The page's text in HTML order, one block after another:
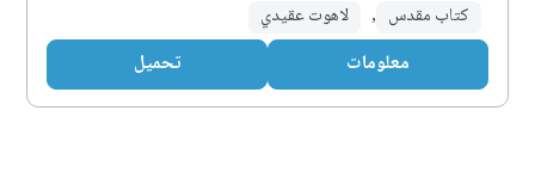
كتاب مقدس , لاهوت عقيدي
معلومات تحميل